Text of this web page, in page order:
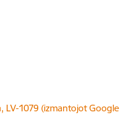
LV-1079 (izmantojot Google